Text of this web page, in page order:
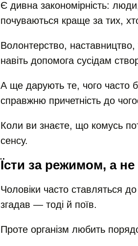
Є дивна закономірність:
почуваються краще за тих,
Волонтерство,
навіть допомога сусідам
А ще дарують те, чого часто
справжню причетність до
Коли ви знаєте, що комусь
сенсу.
Їсти за режимом, а
Чоловіки часто ставляться
згадав — тоді й поїв.
Проте організм любить